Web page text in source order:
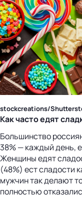
stockcreations/
Как часто едят
Большинство
38% — каждый день,
Женщины едят
(48%) ест сладости
мужчин так делают
полностью